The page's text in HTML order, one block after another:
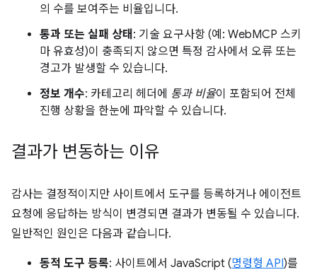
의 수를 보여주는 비율입니다.
통과 또는 실패 상태 : 기술 요구사항 (예: WebMCP 스키
마 유효성)이 충족되지 않으면 특정 감사에서 오류 또는
경고가 발생할 수 있습니다.
정보 개수: 카테고리 헤더에 통과 비율이 포함되어 전체
진행 상황을 한눈에 파악할 수 있습니다.
결과가 변동하는 이유
감사는 결정적이지만 사이트에서 도구를 등록하거나 에이전트
요청에 응답하는 방식이 변경되면 결과가 변동될 수 있습니다.
일반적인 원인은 다음과 같습니다.
동적 도구 등록: 사이트에서 JavaScript (명령형 API)를